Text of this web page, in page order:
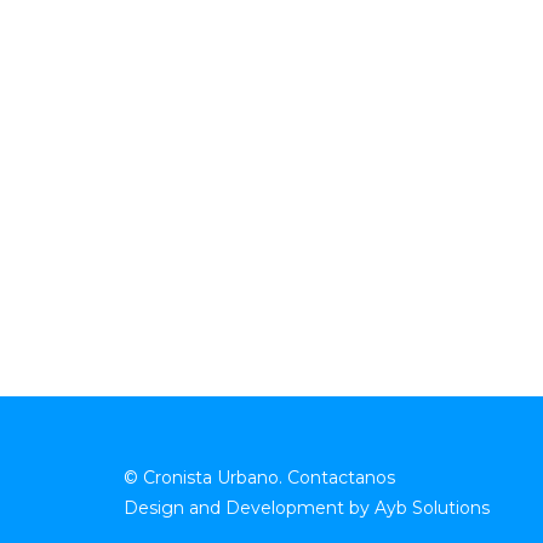
© Cronista Urbano. Contactanos
Design and Development by Ayb Solutions